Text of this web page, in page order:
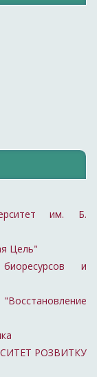
им. Б.
Цель"
и
РОЗВИТКУ